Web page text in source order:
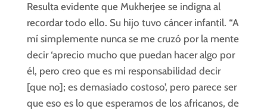
Resulta evidente que Mukherjee se indigna al
recordar todo ello. Su hijo tuvo cáncer infantil. “A
mí simplemente nunca se me cruzó por la mente
decir ‘aprecio mucho que puedan hacer algo por
él, pero creo que es mi responsabilidad decir
[que no]; es demasiado costoso’, pero parece ser
que eso es lo que esperamos de los africanos, de